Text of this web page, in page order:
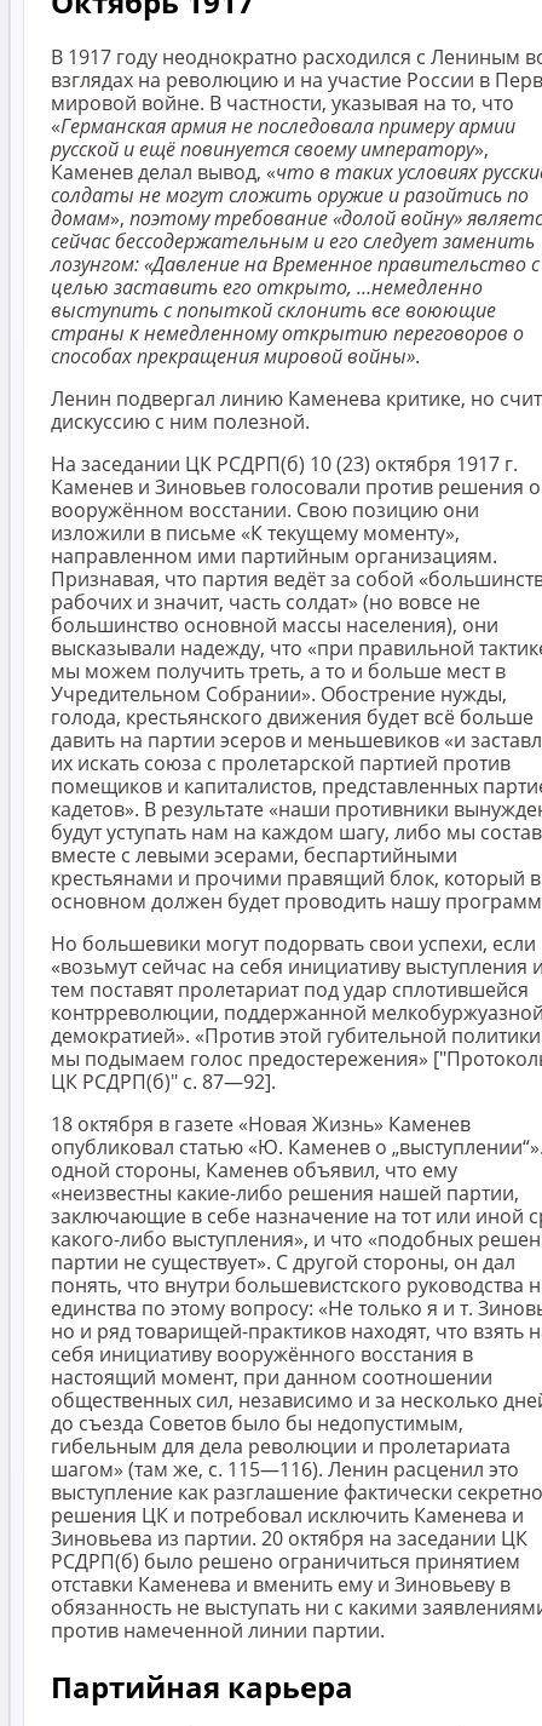
В 1917 году неоднократно расходился с Лениным
взглядах на революцию и на участие России в
мировой войне. В частности, указывая на то, что
«Германская армия не последовала примеру армии
русской и ещё повинуется своему императору»,
Каменев делал вывод, «что в таких условиях
солдаты не могут сложить оружие и разойтись по
домам», поэтому требование «долой войну»
сейчас бессодержательным и его следует заменить
лозунгом: «Давление на Временное правительство с
целью заставить его открыто, …немедленно
выступить с попыткой склонить все воюющие
страны к немедленному открытию переговоров о
способах прекращения мировой войны».
Ленин подвергал линию Каменева критике, но
дискуссию с ним полезной.
На заседании ЦК РСДРП(б) 10 (23) октября 1917 г.
Каменев и Зиновьев голосовали против решения о
вооружённом восстании. Свою позицию они
изложили в письме «К текущему моменту»,
направленном ими партийным организациям.
Признавая, что партия ведёт за собой
рабочих и значит, часть солдат» (но вовсе не
большинство основной массы населения), они
высказывали надежду, что «при правильной
мы можем получить треть, а то и больше мест в
Учредительном Собрании». Обострение нужды,
голода, крестьянского движения будет всё больше
давить на партии эсеров и меньшевиков «и
их искать союза с пролетарской партией против
помещиков и капиталистов, представленных
кадетов». В результате «наши противники
будут уступать нам на каждом шагу, либо мы
вместе с левыми эсерами, беспартийными
крестьянами и прочими правящий блок, который в
основном должен будет проводить нашу
Но большевики могут подорвать свои успехи, если
«возьмут сейчас на себя инициативу выступления
тем поставят пролетариат под удар сплотившейся
контрреволюции, поддержанной
демократией». «Против этой губительной политики
мы подымаем голос предостережения»
ЦК РСДРП(б)" с. 87—92].
18 октября в газете «Новая Жизнь» Каменев
опубликовал статью «Ю. Каменев о
одной стороны, Каменев объявил, что ему
«неизвестны какие-либо решения нашей партии,
заключающие в себе назначение на тот или иной
какого-либо выступления», и что «подобных
партии не существует». С другой стороны, он дал
понять, что внутри большевистского руководства
единства по этому вопросу: «Не только я и т.
но и ряд товарищей-практиков находят, что взять
себя инициативу вооружённого восстания в
настоящий момент, при данном соотношении
общественных сил, независимо и за несколько
до съезда Советов было бы недопустимым,
гибельным для дела революции и пролетариата
шагом» (там же, с. 115—116). Ленин расценил это
выступление как разглашение фактически
решения ЦК и потребовал исключить Каменева и
Зиновьева из партии. 20 октября на заседании ЦК
РСДРП(б) было решено ограничиться принятием
отставки Каменева и вменить ему и Зиновьеву в
обязанность не выступать ни с какими
против намеченной линии партии.
Партийная карьера